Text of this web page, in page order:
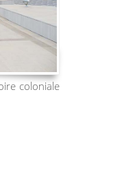
coloniale